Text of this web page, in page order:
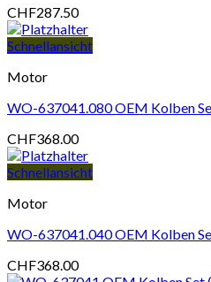
CHF287.50
Schnellansicht
Motor
WO-637041.080 OEM Kolben
CHF368.00
Schnellansicht
Motor
WO-637041.040 OEM Kolben
CHF368.00